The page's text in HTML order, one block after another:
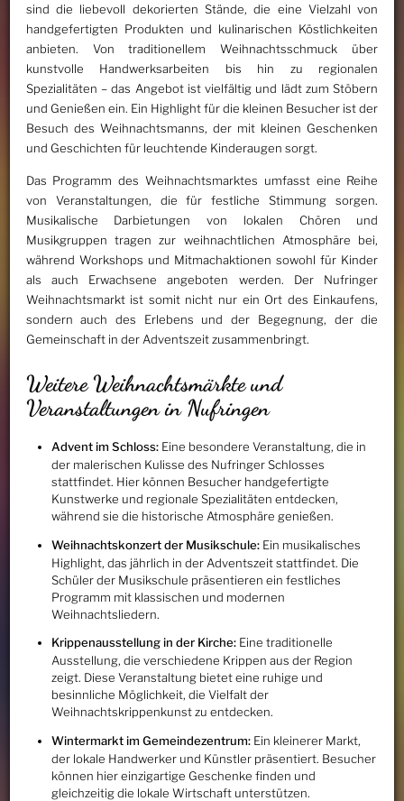
sind die liebevoll dekorierten Stände, die eine Vielzahl von
handgefertigten Produkten und kulinarischen Köstlichkeiten
anbieten. Von traditionellem Weihnachtsschmuck über
kunstvolle Handwerksarbeiten bis hin zu regionalen
Spezialitäten – das Angebot ist vielfältig und lädt zum Stöbern
und Genießen ein. Ein Highlight für die kleinen Besucher ist der
Besuch des Weihnachtsmanns, der mit kleinen Geschenken
und Geschichten für leuchtende Kinderaugen sorgt.
Das Programm des Weihnachtsmarktes umfasst eine Reihe
von Veranstaltungen, die für festliche Stimmung sorgen.
Musikalische Darbietungen von lokalen Chören und
Musikgruppen tragen zur weihnachtlichen Atmosphäre bei,
während Workshops und Mitmachaktionen sowohl für Kinder
als auch Erwachsene angeboten werden. Der Nufringer
Weihnachtsmarkt ist somit nicht nur ein Ort des Einkaufens,
sondern auch des Erlebens und der Begegnung, der die
Gemeinschaft in der Adventszeit zusammenbringt.
Weitere Weihnachtsmärkte und
Veranstaltungen in Nufringen
Advent im Schloss:Eine besondere Veranstaltung, die in
der malerischen Kulisse des Nufringer Schlosses
stattfindet. Hier können Besucher handgefertigte
Kunstwerke und regionale Spezialitäten entdecken,
während sie die historische Atmosphäre genießen.
Weihnachtskonzert der Musikschule:Ein musikalisches
Highlight, das jährlich in der Adventszeit stattfindet. Die
Schüler der Musikschule präsentieren ein festliches
Programm mit klassischen und modernen
Weihnachtsliedern.
Krippenausstellung in der Kirche:Eine traditionelle
Ausstellung, die verschiedene Krippen aus der Region
zeigt. Diese Veranstaltung bietet eine ruhige und
besinnliche Möglichkeit, die Vielfalt der
Weihnachtskrippenkunst zu entdecken.
Wintermarkt im Gemeindezentrum:Ein kleinerer Markt,
der lokale Handwerker und Künstler präsentiert. Besucher
können hier einzigartige Geschenke finden und
gleichzeitig die lokale Wirtschaft unterstützen.